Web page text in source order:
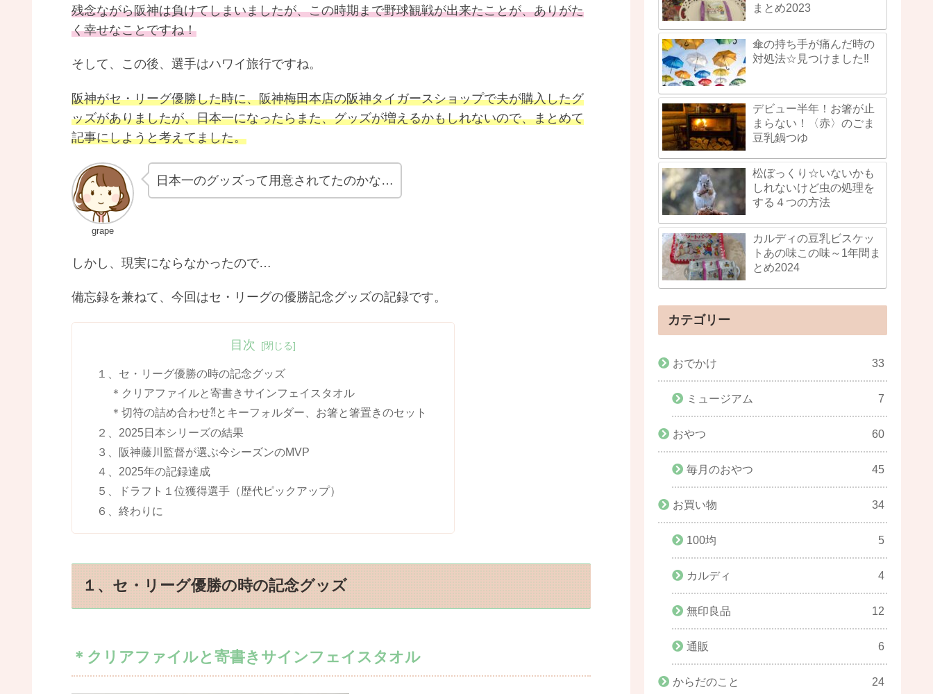
残念ながら阪神は負けてしまいましたが、この時期まで野球観戦が出来たことが、ありがた
く幸せなことですね！
そして、この後、選手はハワイ旅行ですね。
阪神がセ・リーグ優勝した時に、阪神梅田本店の阪神タイガースショップで夫が購入したグ
ッズがありましたが、日本一になったらまた、グッズが増えるかもしれないので、まとめて
記事にしようと考えてました。
grape
日本一のグッズって用意されてたのかな…
しかし、現実にならなかったので…
備忘録を兼ねて、今回はセ・リーグの優勝記念グッズの記録です。
目次
１、セ・リーグ優勝の時の記念グッズ
＊クリアファイルと寄書きサインフェイスタオル
＊切符の詰め合わせ⁈とキーフォルダー、お箸と箸置きのセット
２、2025日本シリーズの結果
３、阪神藤川監督が選ぶ今シーズンのMVP
４、2025年の記録達成
５、ドラフト１位獲得選手（歴代ピックアップ）
６、終わりに
１、セ・リーグ優勝の時の記念グッズ
＊クリアファイルと寄書きサインフェイスタオル
まとめ2023
傘の持ち手が痛んだ時の
対処法☆見つけました‼
デビュー半年！お箸が止
まらない！〈赤〉のごま
豆乳鍋つゆ
松ぼっくり☆いないかも
しれないけど虫の処理を
する４つの方法
カルディの豆乳ビスケッ
トあの味この味～1年間ま
とめ2024
カテゴリー
おでかけ 33
ミュージアム 7
おやつ 60
毎月のおやつ 45
お買い物 34
100均 5
カルディ 4
無印良品 12
通販 6
からだのこと 24